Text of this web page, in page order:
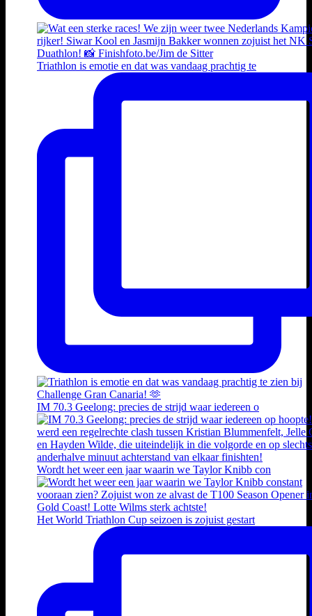
Triathlon is emotie en dat was vandaag prachtig te
IM 70.3 Geelong: precies de strijd waar iedereen o
Wordt het weer een jaar waarin we Taylor Knibb con
Het World Triathlon Cup seizoen is zojuist gestart